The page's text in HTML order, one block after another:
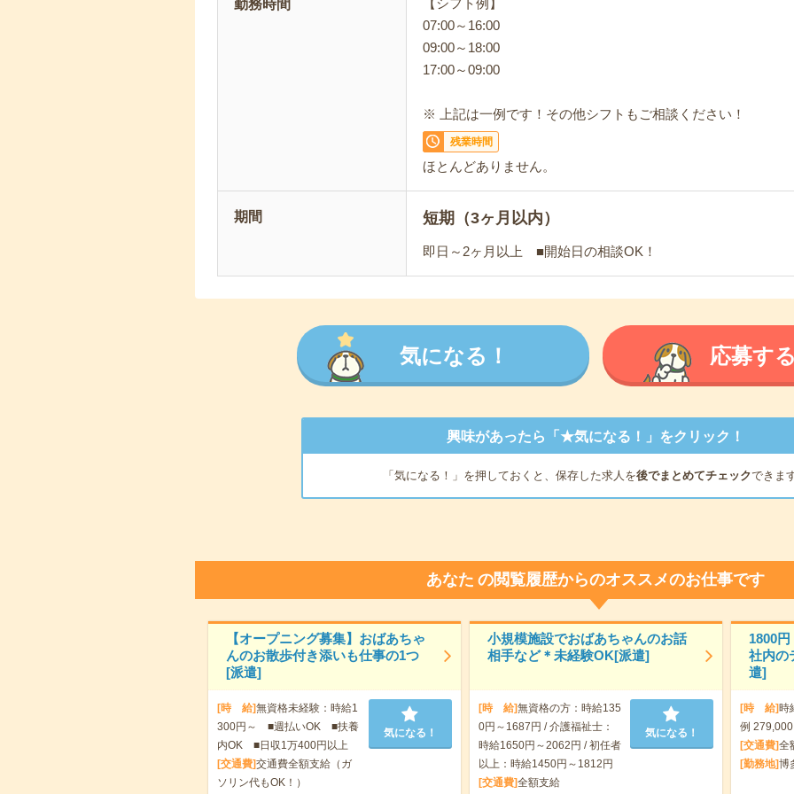
勤務時間
【シフト例】
07:00～16:00
09:00～18:00
17:00～09:00
※ 上記は一例です！その他シフトもご相談ください！
残業時間
ほとんどありません。
期間 短期（3ヶ月以内）
即日～2ヶ月以上 ■開始日の相談OK！
気になる！ 応募す
興味があったら「★気になる！」をクリック！
「気になる！」を押しておくと、保存した求人を後でまとめてチェックできま
あなた の閲覧履歴からのオススメのお仕事です
【オープニング募集】おばあちゃ
んのお散歩付き添いも仕事の1つ
[派遣]
[時 給]無資格未経験：時給1
300円～ ■週払いOK ■扶養
内OK ■日収1万400円以上
[交通費]交通費全額支給（ガ
ソリン代もOK！）
気になる！
小規模施設でおばあちゃんのお話
相手など＊未経験OK[派遣]
[時 給]無資格の方：時給135
0円～1687円 / 介護福祉士：
時給1650円～2062円 / 初任者
以上：時給1450円～1812円
[交通費]全額支給
気になる！
1800
社内の
遣]
[時 給]時
例
[交通費]全
[勤務地]博